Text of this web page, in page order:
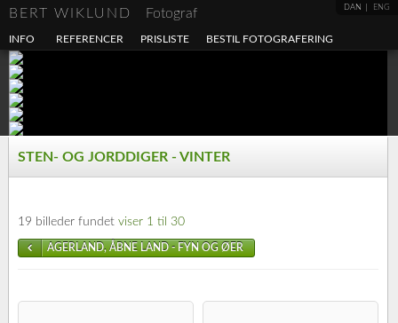
DAN ENG
BERT WIKLUND Fotograf
INFO REFERENCER PRISLISTE BESTIL FOTOGRAFERING
STEN- OG JORDDIGER - VINTER
19 billeder fundet viser 1 til 30
AGERLAND, ÅBNE LAND - FYN OG ØER